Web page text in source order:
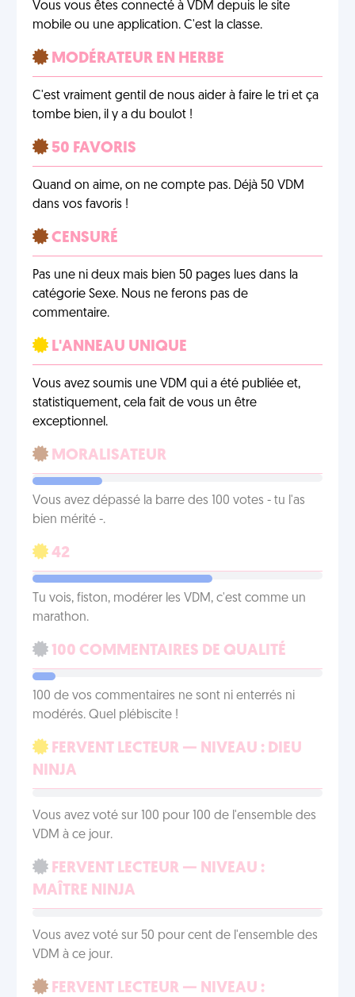
Vous vous êtes connecté à VDM depuis le site
mobile ou une application. C'est la classe.
MODÉRATEUR EN HERBE
C'est vraiment gentil de nous aider à faire le tri et ça
tombe bien, il y a du boulot !
50 FAVORIS
Quand on aime, on ne compte pas. Déjà 50 VDM
dans vos favoris !
CENSURÉ
Pas une ni deux mais bien 50 pages lues dans la
catégorie Sexe. Nous ne ferons pas de
commentaire.
L'ANNEAU UNIQUE
Vous avez soumis une VDM qui a été publiée et,
statistiquement, cela fait de vous un être
exceptionnel.
MORALISATEUR
Vous avez dépassé la barre des 100 votes - tu l'as
bien mérité -.
42
Tu vois, fiston, modérer les VDM, c'est comme un
marathon.
100 COMMENTAIRES DE QUALITÉ
100 de vos commentaires ne sont ni enterrés ni
modérés. Quel plébiscite !
FERVENT LECTEUR — NIVEAU : DIEU
NINJA
Vous avez voté sur 100 pour 100 de l'ensemble des
VDM à ce jour.
FERVENT LECTEUR — NIVEAU :
MAÎTRE NINJA
Vous avez voté sur 50 pour cent de l'ensemble des
VDM à ce jour.
FERVENT LECTEUR — NIVEAU :